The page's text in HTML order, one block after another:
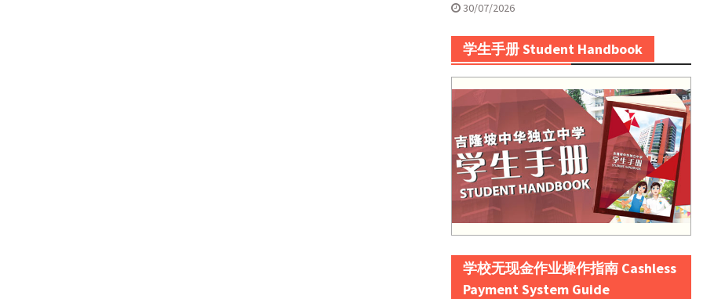
30/07/2026
学生手册 Student Handbook
学校无现金作业操作指南 Cashless
Payment System Guide